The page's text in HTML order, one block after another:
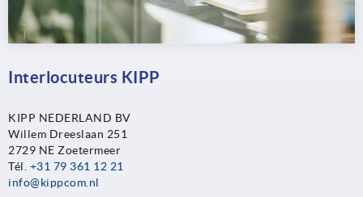
Interlocuteurs KIPP
KIPP NEDERLAND BV
Willem Dreeslaan 251
2729 NE Zoetermeer
Tél. +31 79 361 12 21
info@kippcom.nl